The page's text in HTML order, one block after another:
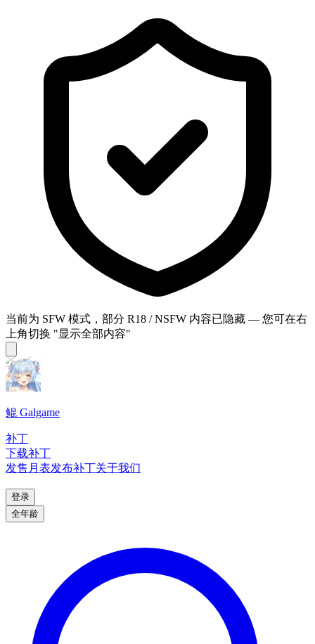
当前为 SFW 模式，部分 R18 / NSFW 内容已隐藏 — 您可在右
上角切换 "显示全部内容"
鲲 Galgame
补丁
下载补丁
发售月表发布补丁关于我们
登录
全年龄